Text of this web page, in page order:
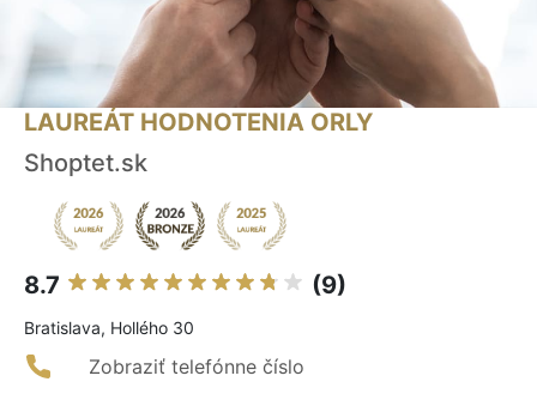
LAUREÁT HODNOTENIA ORLY
Shoptet.sk
8.7 (9)
Bratislava, Hollého 30
Zobraziť telefónne číslo